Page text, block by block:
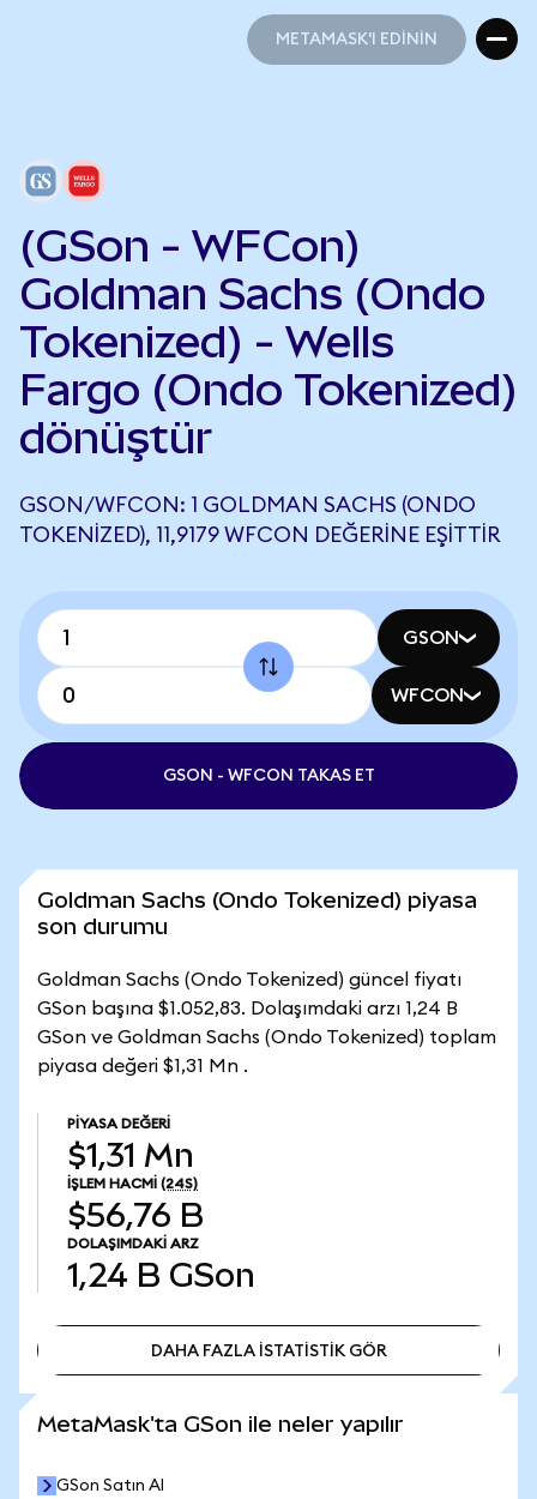
METAMASK'I EDİNİN
(GSon - WFCon)
Goldman Sachs (Ondo
Tokenized) - Wells
Fargo (Ondo Tokenized)
dönüştür
GSON/WFCON: 1 GOLDMAN SACHS (ONDO
TOKENIZED), 11,9179 WFCON DEĞERINE EŞITTIR
GSON
WFCON
GSON - WFCON TAKAS ET
Goldman Sachs (Ondo Tokenized) piyasa
son durumu
Goldman Sachs (Ondo Tokenized) güncel fiyatı
GSon başına $1.052,83. Dolaşımdaki arzı 1,24 B
GSon ve Goldman Sachs (Ondo Tokenized) toplam
piyasa değeri $1,31 Mn .
PIYASA DEĞERI
$1,31 Mn
İŞLEM HACMI (24S)
$56,76 B
DOLAŞIMDAKI ARZ
1,24 B GSon
DAHA FAZLA İSTATİSTİK GÖR
MetaMask'ta GSon ile neler yapılır
GSon Satın Al